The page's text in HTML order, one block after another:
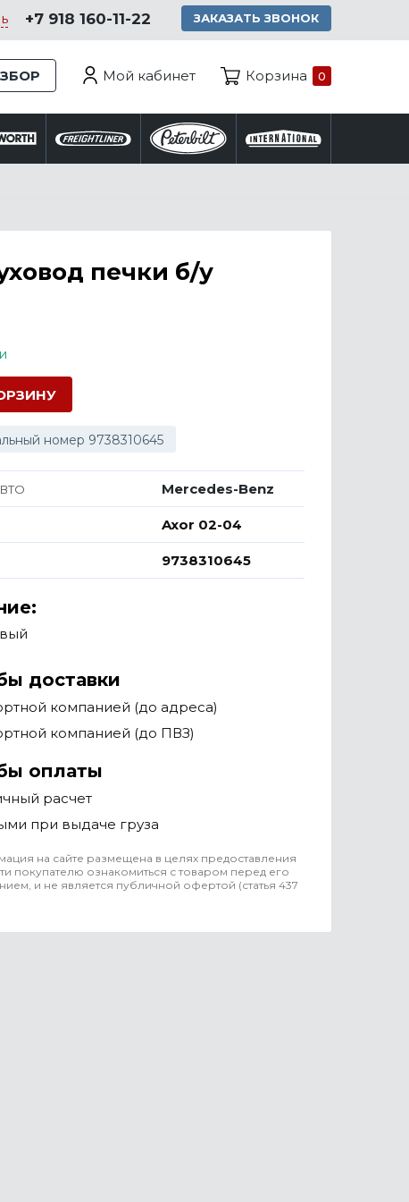
+7 918 160-11-22 ЗАКАЗАТЬ ЗВОНОК
Мой кабинет Корзина 0
печки б/у
номер 9738310645
Mercedes-Benz
Axor 02-04
9738310645
доставки
компанией (до адреса)
компанией (до ПВЗ)
оплаты
расчет
при выдаче груза
на сайте размещена в целях предоставления
покупателю ознакомиться с товаром перед его
и не является публичной офертой (статья 437